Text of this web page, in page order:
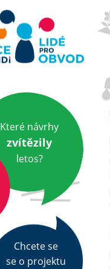
Chcete se
se o projektu
Které návrhy
zvítězily
letos?